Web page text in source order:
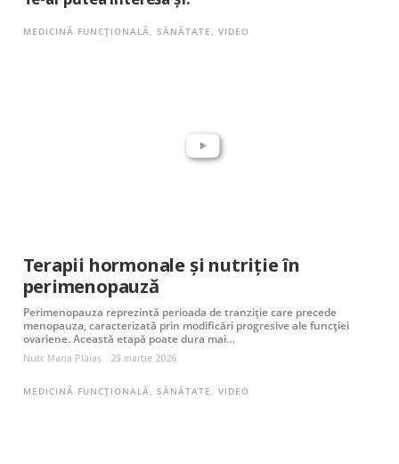
MEDICINĂ FUNCȚIONALĂ, SĂNĂTATE,VIDEO
Terapii hormonale și nutriție în
perimenopauză
Perimenopauza reprezintă perioada de tranziție care precede
menopauza, caracterizată prin modificări progresive ale funcției
ovariene. Această etapă poate dura mai…
Nutr. Maria Plăiaș 23 martie 2026
MEDICINĂ FUNCȚIONALĂ, SĂNĂTATE,VIDEO